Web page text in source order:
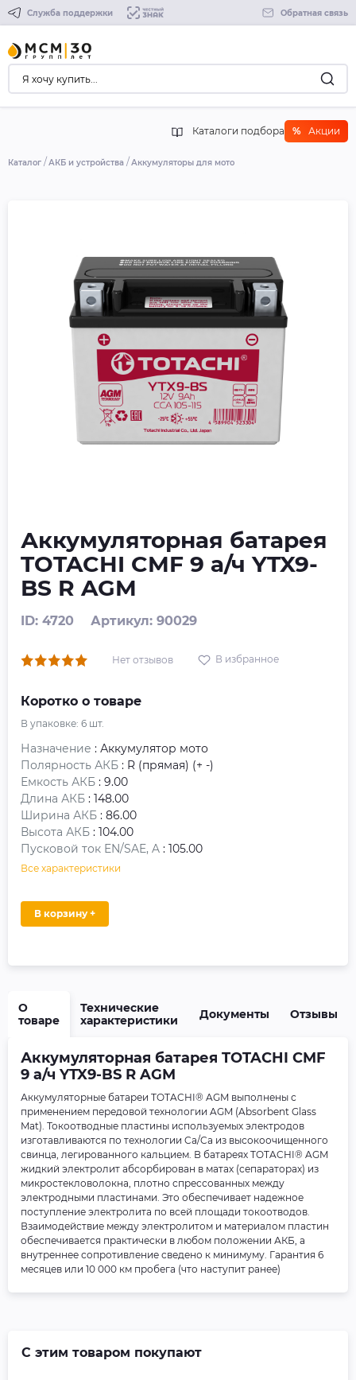
Служба поддержки Обратная связь
Каталоги подбора % Акции
Каталог АКБ и устройства Аккумуляторы для мото
Аккумуляторная батарея
TOTACHI CMF 9 а/ч YTX9-
BS R AGM
ID: 4720 Артикул: 90029
Нет отзывов В избранное
Коротко о товаре
В упаковке: 6 шт.
Назначение : Аккумулятор мото
Полярность АКБ : R (прямая) (+ -)
Емкость АКБ : 9.00
Длина АКБ : 148.00
Ширина АКБ : 86.00
Высота АКБ : 104.00
Пусковой ток EN/SAE, A : 105.00
Все характеристики
В корзину +
О
товаре
Технические
характеристики
Документы Отзывы
Аккумуляторная батарея TOTACHI CMF
9 а/ч YTX9-BS R AGM
Аккумуляторные батареи TOTACHI® AGM выполнены с
применением передовой технологии AGM (Absorbent Glass
Mat). Токоотводные пластины используемых электродов
изготавливаются по технологии Ca/Ca из высокоочищенного
свинца, легированного кальцием. В батареях TOTACHI® AGM
жидкий электролит абсорбирован в матах (сепараторах) из
микростекловолокна, плотно спрессованных между
электродными пластинами. Это обеспечивает надежное
поступление электролита по всей площади токоотводов.
Взаимодействие между электролитом и материалом пластин
обеспечивается практически в любом положении АКБ, а
внутреннее сопротивление сведено к минимуму. Гарантия 6
месяцев или 10 000 км пробега (что наступит ранее)
С этим товаром покупают